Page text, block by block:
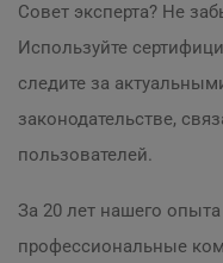
Совет эксперта? Не
Используйте
следите за
законодательстве,
пользователей.
За 20 лет нашего
профессиональные